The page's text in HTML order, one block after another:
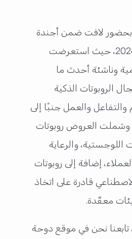
بحضور لافت ضمن أجندة
قمة الويب قطر 2026، حيث استعرضت
وناشئة أحدث ما
الروبوتات الذكية
والتفاعل والعمل جنبًا إلى
العروض روبوتات
والرعاية
إضافة إلى روبوتات
قادرة على اتخاذ
معقّدة.
نحن في موقع دوحة